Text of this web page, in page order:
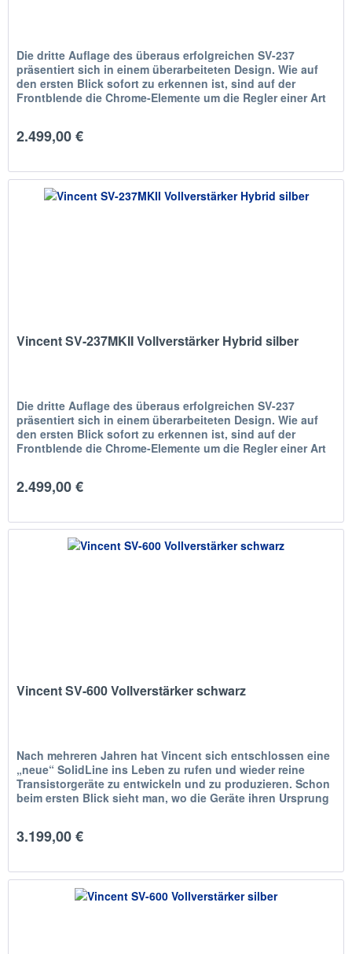
Die dritte Auflage des überaus erfolgreichen SV-237
präsentiert sich in einem überarbeiteten Design. Wie auf
den ersten Blick sofort zu erkennen ist, sind auf der
Frontblende die Chrome-Elemente um die Regler einer Art
2.499,00 €
Vincent SV-237MKII Vollverstärker Hybrid silber
Die dritte Auflage des überaus erfolgreichen SV-237
präsentiert sich in einem überarbeiteten Design. Wie auf
den ersten Blick sofort zu erkennen ist, sind auf der
Frontblende die Chrome-Elemente um die Regler einer Art
2.499,00 €
Vincent SV-600 Vollverstärker schwarz
Nach mehreren Jahren hat Vincent sich entschlossen eine
„neue“ SolidLine ins Leben zu rufen und wieder reine
Transistorgeräte zu entwickeln und zu produzieren. Schon
beim ersten Blick sieht man, wo die Geräte ihren Ursprung
3.199,00 €